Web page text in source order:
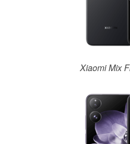
Xiaomi Mix